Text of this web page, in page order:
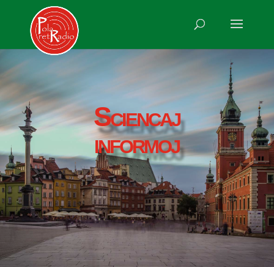
Sciencaj
informoj